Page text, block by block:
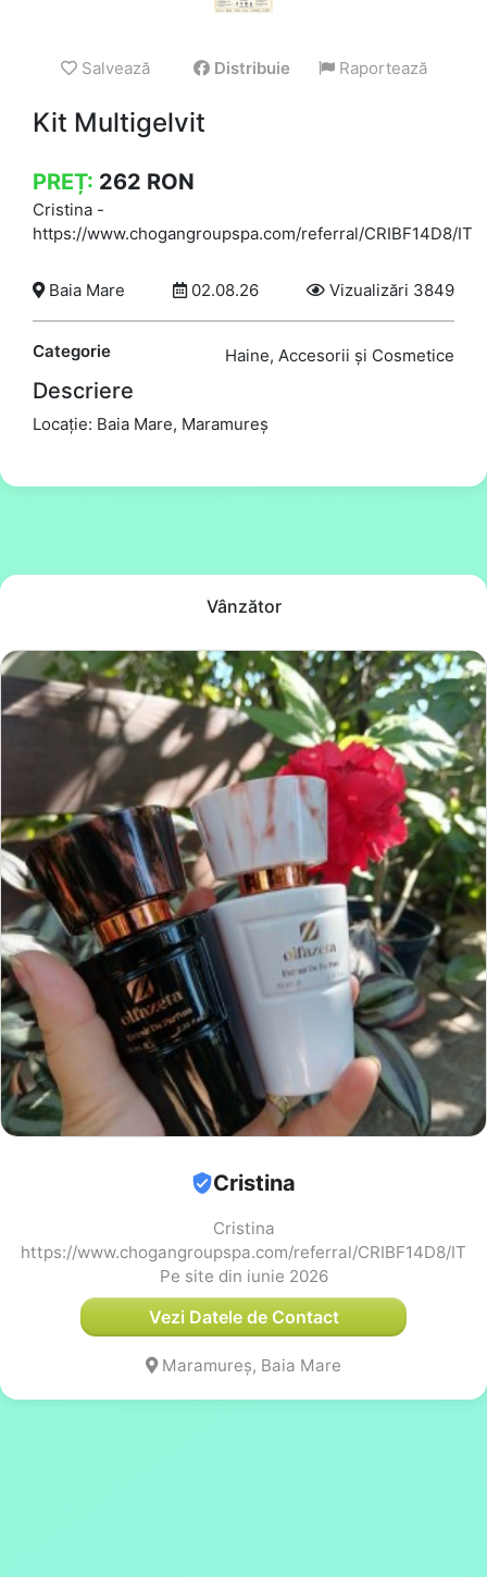
Salvează Distribuie Raportează
Kit Multigelvit
PREȚ: 262 RON
Cristina -
https://www.chogangroupspa.com/referral/CRIBF14D8/IT
Baia Mare 02.08.26 Vizualizări 3849
Categorie Haine, Accesorii și Cosmetice
Descriere
Locație: Baia Mare, Maramureș
Vânzător
Cristina
Cristina
https://www.chogangroupspa.com/referral/CRIBF14D8/IT
Pe site din iunie 2026
Vezi Datele de Contact
Maramureș, Baia Mare